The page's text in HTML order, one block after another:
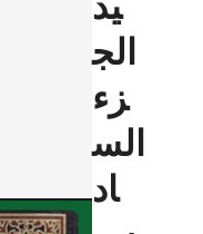
الج
زء
الس
اد